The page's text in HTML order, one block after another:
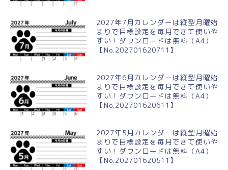
2027年7月カレンダーは縦型月曜始
まりで目標設定を毎月できて使いや
すい！ダウンロードは無料（A4）
【No.202701620711】
2027年6月カレンダーは縦型月曜始
まりで目標設定を毎月できて使いや
すい！ダウンロードは無料（A4）
【No.202701620611】
2027年5月カレンダーは縦型月曜始
まりで目標設定を毎月できて使いや
すい！ダウンロードは無料（A4）
【No.202701620511】